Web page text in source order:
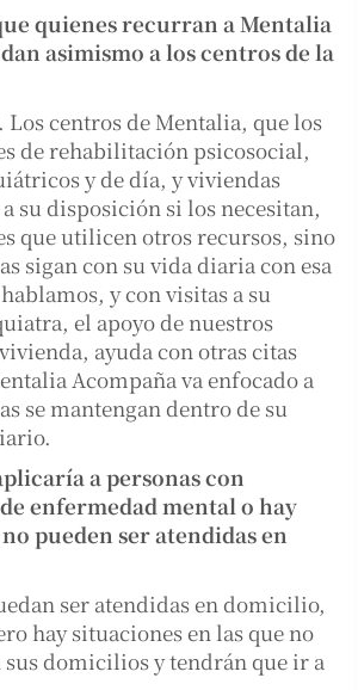
quienes recurran a Mentalia
asimismo a los centros de la
Los centros de Mentalia, que los
de rehabilitación psicosocial,
y de día, y viviendas
su disposición si los necesitan,
que utilicen otros recursos, sino
sigan con su vida diaria con esa
y con visitas a su
el apoyo de nuestros
ayuda con otras citas
Acompaña va enfocado a
se mantengan dentro de su
a personas con
enfermedad mental o hay
pueden ser atendidas en
ser atendidas en domicilio,
hay situaciones en las que no
sus domicilios y tendrán que ir a